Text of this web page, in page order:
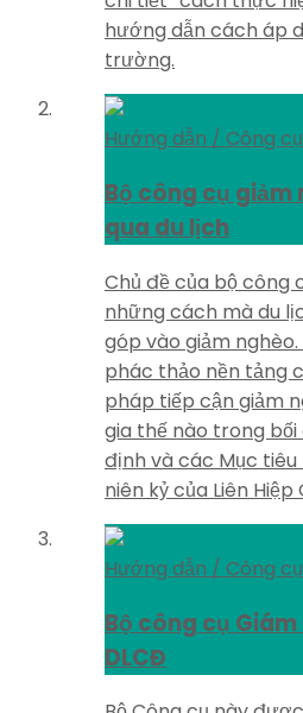
hướng dẫn cách áp
trường.
Hướng dẫn / Công cụ
Bộ công cụ
qua du lịch
Chủ đề của bộ công
những cách mà du
góp vào giảm
phác thảo nền tảng
pháp tiếp cận giảm
gia thế nào trong bối
định và các Mục tiêu
niên kỷ của Liên Hiệp
Hướng dẫn / Công cụ
Bộ công cụ
DLCĐ